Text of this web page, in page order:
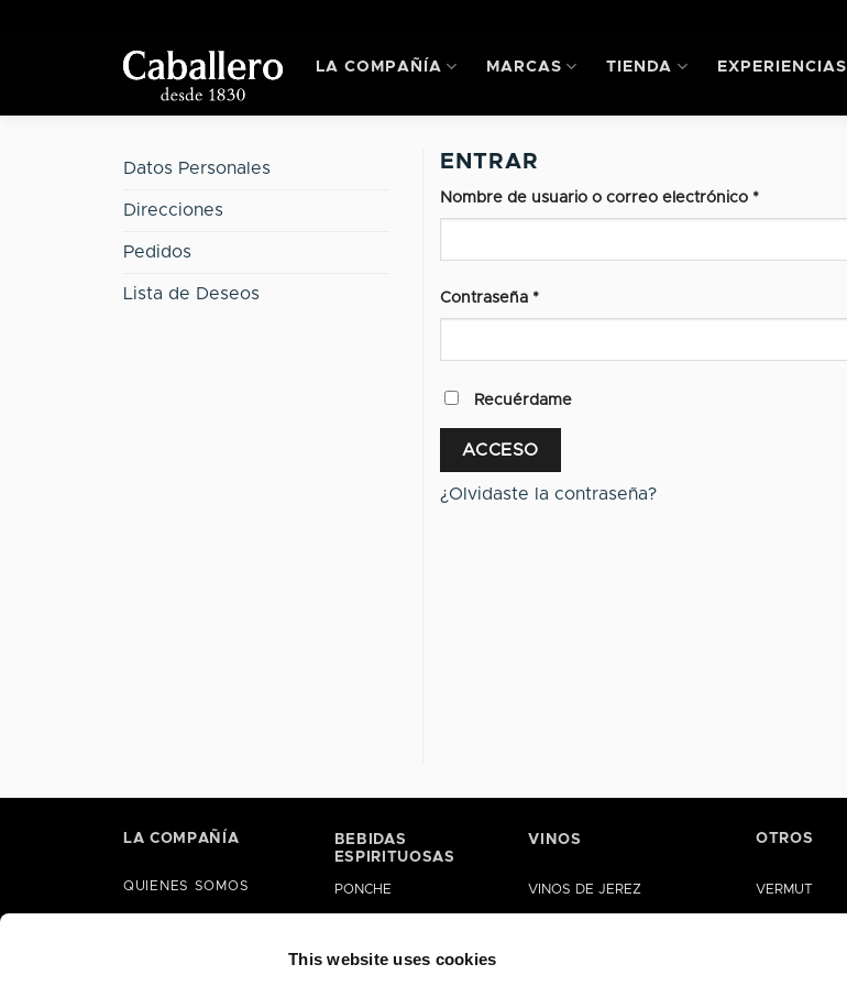
This website uses cookies
LA COMPAÑÍA MARCAS TIENDA EXPERIENCIAS
ENTRAR
Nombre de usuario o correo electrónico *
Contraseña *
Alternative:
Recuérdame
ACCESO
¿Olvidaste la contraseña?
Datos Personales
Direcciones
Pedidos
Lista de Deseos
LA COMPAÑÍA
QUIENES SOMOS
BEBIDAS
ESPIRITUOSAS
PONCHE
GINEBRAS
VINOS
VINOS DE JEREZ
OTROS
VERMUT